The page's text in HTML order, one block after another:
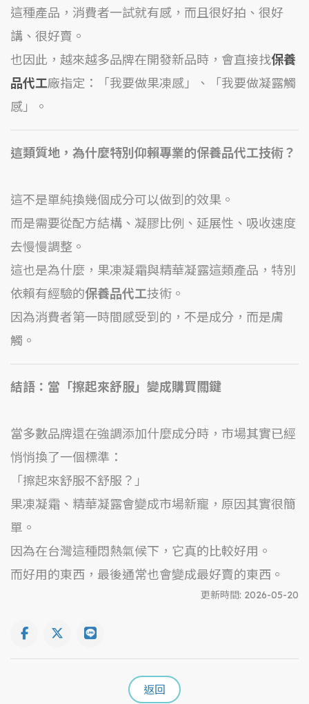
這種產品，消費者一試就有感，而且很好拍、很好
講、很好賣。
也因此，越來越多品牌在開發新品時，會直接找保養
品代工廠指定：「我要做果凍感」、「我要做凝露觸
感」。
這類質地，為什麼特別仰賴專業的保養品代工技術？
這不是單純換幾個成分可以做到的效果。
而是需要從配方結構、凝膠比例、延展性、吸收速度
去慢慢調整。
這也是為什麼，果凍凝霜與精華凝露這類產品，特別
依賴有經驗的保養品代工技術。
因為消費者第一時間感受到的，不是成分，而是膚
觸。
結語：當「擦起來舒服」變成購買關鍵
當多數品牌還在強調添加什麼成分時，市場其實已經
悄悄換了一個標準：
「擦起來舒服不舒服？」
果凍凝霜、精華凝露會變成市場新寵，原因其實很簡
單。
因為在台灣這種悶熱氣候下，它真的比較好用。
而好用的東西，最後通常也會變成最好賣的東西。
更新時間: 2026-05-20
返回